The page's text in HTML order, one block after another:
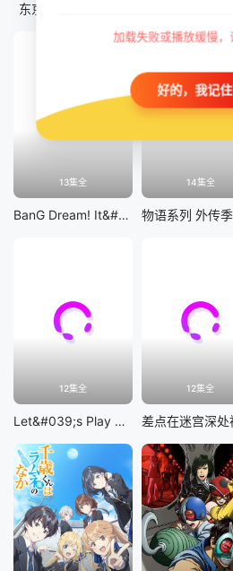
东京猫猫 NEW～♡
13集全
BanG Dream! It&#039;s MyGO!!!!!
14集全
12集全
Let&#039;s Play 充满挑战的人生
12集全
加载失败或播放缓慢
好的，我记